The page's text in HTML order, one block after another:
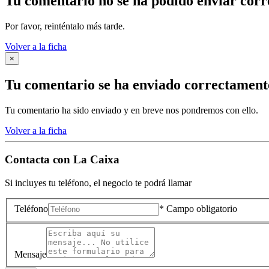
Por favor, reinténtalo más tarde.
Volver a la ficha
×
Tu comentario se ha enviado
Tu comentario ha sido enviado y en breve nos pondremos con ello.
Volver a la ficha
Contacta con La Caixa
Si incluyes tu teléfono, el negocio te podrá llamar
Teléfono * Campo obligatorio
Mensaje